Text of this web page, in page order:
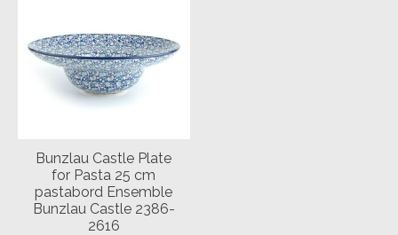
Bunzlau Castle Plate
for Pasta 25 cm
pastabord Ensemble
Bunzlau Castle 2386-
2616